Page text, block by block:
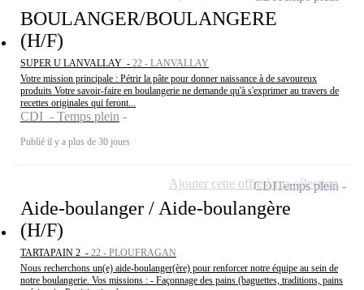
BOULANGER/BOULANGERE
(H/F)
SUPER U LANVALLAY - 22 - LANVALLAY
Votre mission principale : Pétrir la pâte pour donner naissance à de savoureux
produits Votre savoir-faire en boulangerie ne demande qu'à s'exprimer au travers de
recettes originales qui feront...
CDI - Temps plein
Publié il y a plus de 30 jours
Aide-boulanger / Aide-boulangère
(H/F)
TARTAPAIN 2 - 22 - PLOUFRAGAN
Nous recherchons un(e) aide-boulanger(ère) pour renforcer notre équipe au sein de
notre boulangerie. Vos missions : - Façonnage des pains (baguettes, traditions, pains
CDITemps plein
Ajouter cette offre à ma sélection